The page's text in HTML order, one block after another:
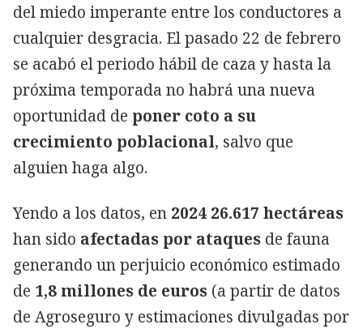
del miedo imperante entre los conductores a
cualquier desgracia. El pasado 22 de febrero
se acabó el periodo hábil de caza y hasta la
próxima temporada no habrá una nueva
oportunidad de poner coto a su
crecimiento poblacional, salvo que
alguien haga algo.
Yendo a los datos, en 2024 26.617 hectáreas
han sido afectadas por ataques de fauna
generando un perjuicio económico estimado
de 1,8 millones de euros (a partir de datos
de Agroseguro y estimaciones divulgadas por